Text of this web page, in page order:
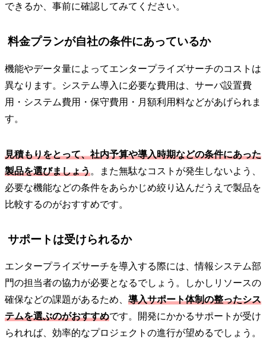
できるか、事前に確認してみてください。
料金プランが自社の条件にあっているか
機能やデータ量によってエンタープライズサーチのコストは
異なります。システム導入に必要な費用は、サーバ設置費
用・システム費用・保守費用・月額利用料などがあげられま
す。
見積もりをとって、社内予算や導入時期などの条件にあった
製品を選びましょう。また無駄なコストが発生しないよう、
必要な機能などの条件をあらかじめ絞り込んだうえで製品を
比較するのがおすすめです。
サポートは受けられるか
エンタープライズサーチを導入する際には、情報システム部
門の担当者の協力が必要となるでしょう。しかしリソースの
確保などの課題があるため、 導入サポート体制の整ったシス
テムを選ぶのがおすすめです。開発にかかるサポートが受け
られれば、効率的なプロジェクトの進行が望めるでしょう。